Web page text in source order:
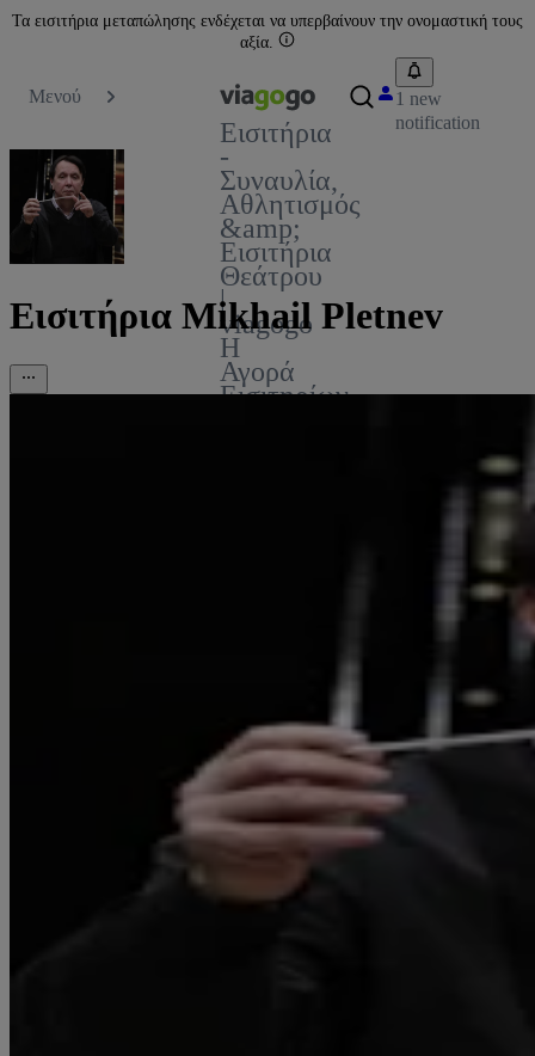
Τα εισιτήρια μεταπώλησης ενδέχεται να υπερβαίνουν την ονομαστική τους
αξία.
Μενού
Εισιτήρια
-
Συναυλία,
Αθλητισμός
&amp;
Εισιτήρια
Θεάτρου
|
viagogo
Η
Αγορά
Εισιτηρίων
1 new
notification
Εισιτήρια Mikhail Pletnev